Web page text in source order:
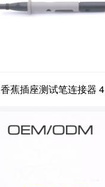
香蕉插座测试笔连接器 4